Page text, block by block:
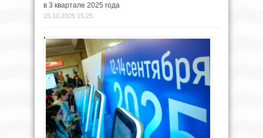
в 3 квартале 2025 года
15.10.2025 15:25